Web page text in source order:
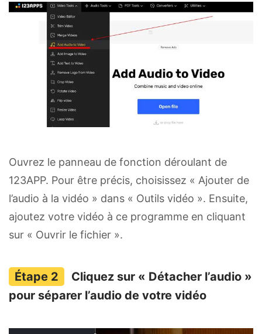
Ouvrez le panneau de fonction déroulant de
123APP. Pour être précis, choisissez « Ajouter de
l’audio à la vidéo » dans « Outils vidéo ». Ensuite,
ajoutez votre vidéo à ce programme en cliquant
sur « Ouvrir le fichier ».
Cliquez sur « Détacher l’audio »
pour séparer l’audio de votre vidéo